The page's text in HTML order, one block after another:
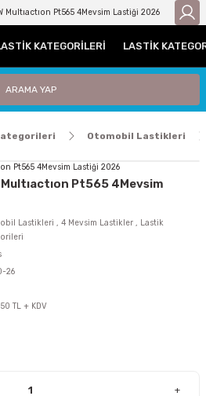
Traktör Ön Lastikleri
KATEGORILERI LASTIK
ARAMA YAP
Otomobil Lastikleri
Pt565 4Mevsim
Lastikleri , 4 Mevsim Lastikler , Lastik
26
TL + KDV
+